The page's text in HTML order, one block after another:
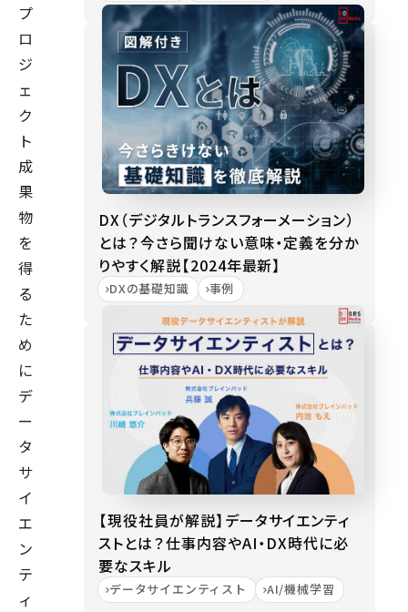
プ
ロ
ジ
ェ
ク
ト
成
果
物
を
得
る
た
め
に
デ
ー
タ
サ
イ
エ
ン
テ
ィ
DX（デジタルトランスフォーメーション）
とは？今さら聞けない意味・定義を分か
りやすく解説【2024年最新】
DXの基礎知識 事例
【現役社員が解説】データサイエンティ
ストとは？仕事内容やAI・DX時代に必
要なスキル
データサイエンティスト AI/機械学習